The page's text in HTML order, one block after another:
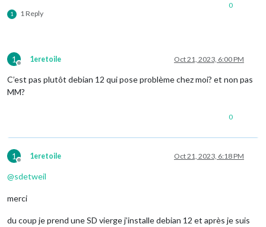
1 1 Reply
0
1
Offline
1eretoile Oct 21, 2023, 6:00 PM
C’est pas plutôt debian 12 qui pose problème chez moi? et non pas
MM?
0
1
Offline
1eretoile Oct 21, 2023, 6:18 PM
@sdetweil
merci
du coup je prend une SD vierge j’installe debian 12 et après je suis